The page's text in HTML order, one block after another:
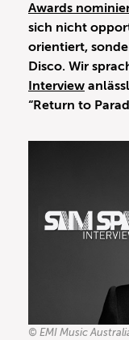
Awards
sich nicht
orientiert,
Disco. Wir
Interview
“Return to
© EMI Music